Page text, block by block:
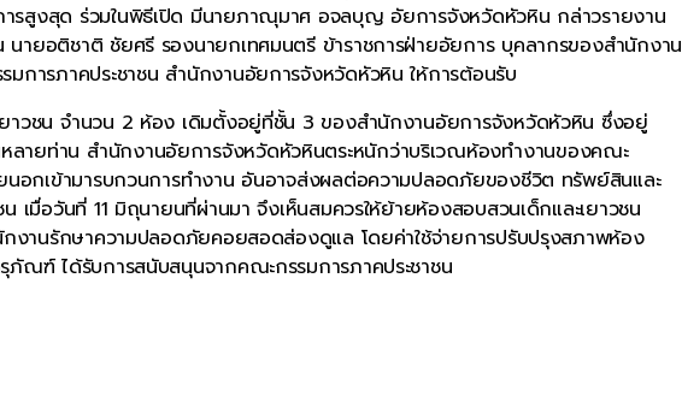
ารสูงสุด ร่วมในพิธีเปิด มีนายภาณุมาศ อจลบุญ อัยการจังหวัดหัวหิน กล่าวรายงาน
ยอติชาติ ชัยศรี รองนายกเทศมนตรี ข้าราชการฝ่ายอัยการ บุคลากรของสำนักงาน
การภาคประชาชน สำนักงานอัยการจังหวัดหัวหิน ให้การต้อนรับ
วชน จำนวน 2 ห้อง เดิมตั้งอยู่ที่ชั้น 3 ของสำนักงานอัยการจังหวัดหัวหิน ซึ่งอยู่
ายท่าน สำนักงานอัยการจังหวัดหัวหินตระหนักว่าบริเวณห้องทำงานของคณะ
อกเข้ามารบกวนการทำงาน อันอาจส่งผลต่อความปลอดภัยของชีวิต ทรัพย์สินและ
เมื่อวันที่ 11 มิถุนายนที่ผ่านมา จึงเห็นสมควรให้ย้ายห้องสอบสวนเด็กและเยาวชน
งานรักษาความปลอดภัยคอยสอดส่องดูแล โดยค่าใช้จ่ายการปรับปรุงสภาพห้อง
ณฑ์ ได้รับการสนับสนุนจากคณะกรรมการภาคประชาชน